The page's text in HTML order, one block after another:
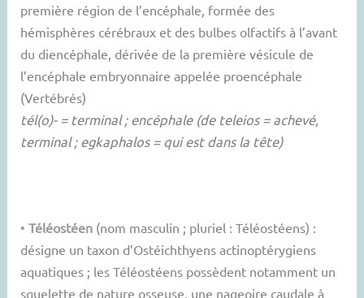
première région de l’encéphale, formée des
hémisphères cérébraux et des bulbes olfactifs à l’avant
du diencéphale, dérivée de la première vésicule de
l’encéphale embryonnaire appelée proencéphale
(Vertébrés)
tél(o)- = terminal ; encéphale (de teleios = achevé,
terminal ; egkaphalos = qui est dans la tête)
•Téléostéen (nom masculin ; pluriel : Téléostéens) :
désigne un taxon d’Ostéichthyens actinoptérygiens
aquatiques ; les Téléostéens possèdent notamment un
squelette de nature osseuse, une nageoire caudale à